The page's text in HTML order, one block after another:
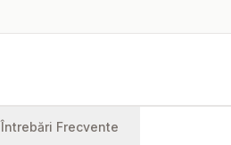
Întrebări Frecvente